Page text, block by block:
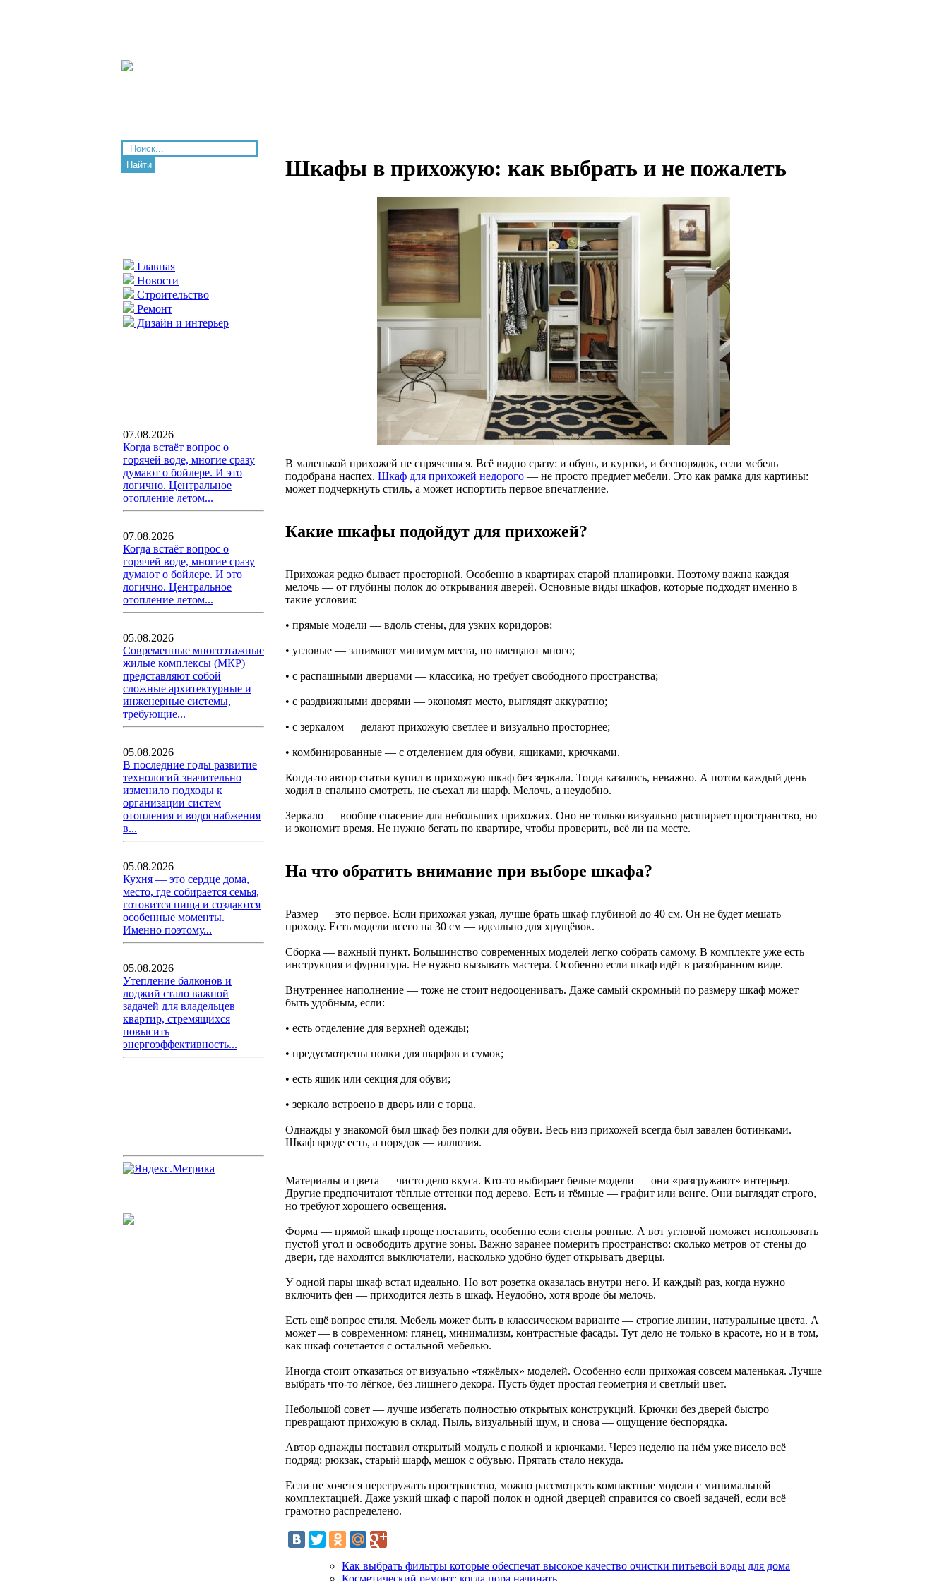
Найти
Главная
Новости
Строительство
Ремонт
Дизайн и интерьер
07.08.2026
Когда встаёт вопрос о
горячей воде, многие сразу
думают о бойлере. И это
логично. Центральное
отопление летом...
07.08.2026
Когда встаёт вопрос о
горячей воде, многие сразу
думают о бойлере. И это
логично. Центральное
отопление летом...
05.08.2026
Современные многоэтажные
жилые комплексы (МКР)
представляют собой
сложные архитектурные и
инженерные системы,
требующие...
05.08.2026
В последние годы развитие
технологий значительно
изменило подходы к
организации систем
отопления и водоснабжения
в...
05.08.2026
Кухня — это сердце дома,
место, где собирается семья,
готовится пища и создаются
особенные моменты.
Именно поэтому...
05.08.2026
Утепление балконов и
лоджий стало важной
задачей для владельцев
квартир, стремящихся
повысить
энергоэффективность...
Шкафы в прихожую: как выбрать и не пожалеть
В маленькой прихожей не спрячешься. Всё видно сразу: и обувь, и куртки, и беспорядок, если мебель
подобрана наспех. Шкаф для прихожей недорого — не просто предмет мебели. Это как рамка для картины:
может подчеркнуть стиль, а может испортить первое впечатление.
Какие шкафы подойдут для прихожей?
Прихожая редко бывает просторной. Особенно в квартирах старой планировки. Поэтому важна каждая
мелочь — от глубины полок до открывания дверей. Основные виды шкафов, которые подходят именно в
такие условия:
• прямые модели — вдоль стены, для узких коридоров;
• угловые — занимают минимум места, но вмещают много;
• с распашными дверцами — классика, но требует свободного пространства;
• с раздвижными дверями — экономят место, выглядят аккуратно;
• с зеркалом — делают прихожую светлее и визуально просторнее;
• комбинированные — с отделением для обуви, ящиками, крючками.
Когда-то автор статьи купил в прихожую шкаф без зеркала. Тогда казалось, неважно. А потом каждый день
ходил в спальню смотреть, не съехал ли шарф. Мелочь, а неудобно.
Зеркало — вообще спасение для небольших прихожих. Оно не только визуально расширяет пространство, но
и экономит время. Не нужно бегать по квартире, чтобы проверить, всё ли на месте.
На что обратить внимание при выборе шкафа?
Размер — это первое. Если прихожая узкая, лучше брать шкаф глубиной до 40 см. Он не будет мешать
проходу. Есть модели всего на 30 см — идеально для хрущёвок.
Сборка — важный пункт. Большинство современных моделей легко собрать самому. В комплекте уже есть
инструкция и фурнитура. Не нужно вызывать мастера. Особенно если шкаф идёт в разобранном виде.
Внутреннее наполнение — тоже не стоит недооценивать. Даже самый скромный по размеру шкаф может
быть удобным, если:
• есть отделение для верхней одежды;
• предусмотрены полки для шарфов и сумок;
• есть ящик или секция для обуви;
• зеркало встроено в дверь или с торца.
Однажды у знакомой был шкаф без полки для обуви. Весь низ прихожей всегда был завален ботинками.
Шкаф вроде есть, а порядок — иллюзия.
Материалы и цвета — чисто дело вкуса. Кто-то выбирает белые модели — они «разгружают» интерьер.
Другие предпочитают тёплые оттенки под дерево. Есть и тёмные — графит или венге. Они выглядят строго,
но требуют хорошего освещения.
Форма — прямой шкаф проще поставить, особенно если стены ровные. А вот угловой поможет использовать
пустой угол и освободить другие зоны. Важно заранее померить пространство: сколько метров от стены до
двери, где находятся выключатели, насколько удобно будет открывать дверцы.
У одной пары шкаф встал идеально. Но вот розетка оказалась внутри него. И каждый раз, когда нужно
включить фен — приходится лезть в шкаф. Неудобно, хотя вроде бы мелочь.
Есть ещё вопрос стиля. Мебель может быть в классическом варианте — строгие линии, натуральные цвета. А
может — в современном: глянец, минимализм, контрастные фасады. Тут дело не только в красоте, но и в том,
как шкаф сочетается с остальной мебелью.
Иногда стоит отказаться от визуально «тяжёлых» моделей. Особенно если прихожая совсем маленькая. Лучше
выбрать что-то лёгкое, без лишнего декора. Пусть будет простая геометрия и светлый цвет.
Небольшой совет — лучше избегать полностью открытых конструкций. Крючки без дверей быстро
превращают прихожую в склад. Пыль, визуальный шум, и снова — ощущение беспорядка.
Автор однажды поставил открытый модуль с полкой и крючками. Через неделю на нём уже висело всё
подряд: рюкзак, старый шарф, мешок с обувью. Прятать стало некуда.
Если не хочется перегружать пространство, можно рассмотреть компактные модели с минимальной
комплектацией. Даже узкий шкаф с парой полок и одной дверцей справится со своей задачей, если всё
грамотно распределено.
Как выбрать фильтры которые обеспечат высокое качество очистки питьевой воды для дома
Косметический ремонт: когда пора начинать